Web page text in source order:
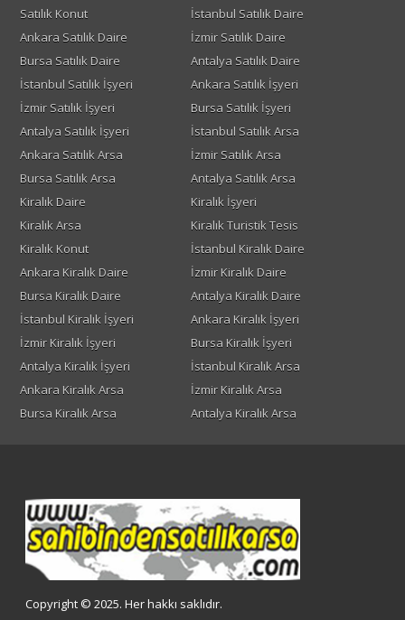
Satılık Konut
İstanbul Satılık Daire
Ankara Satılık Daire
İzmir Satılık Daire
Bursa Satılık Daire
Antalya Satılık Daire
İstanbul Satılık İşyeri
Ankara Satılık İşyeri
İzmir Satılık İşyeri
Bursa Satılık İşyeri
Antalya Satılık İşyeri
İstanbul Satılık Arsa
Ankara Satılık Arsa
İzmir Satılık Arsa
Bursa Satılık Arsa
Antalya Satılık Arsa
Kiralık Daire
Kiralık İşyeri
Kiralık Arsa
Kiralık Turistik Tesis
Kiralık Konut
İstanbul Kiralık Daire
Ankara Kiralık Daire
İzmir Kiralık Daire
Bursa Kiralık Daire
Antalya Kiralık Daire
İstanbul Kiralık İşyeri
Ankara Kiralık İşyeri
İzmir Kiralık İşyeri
Bursa Kiralık İşyeri
Antalya Kiralık İşyeri
İstanbul Kiralık Arsa
Ankara Kiralık Arsa
İzmir Kiralık Arsa
Bursa Kiralık Arsa
Antalya Kiralık Arsa
Copyright © 2025. Her hakkı saklıdır.